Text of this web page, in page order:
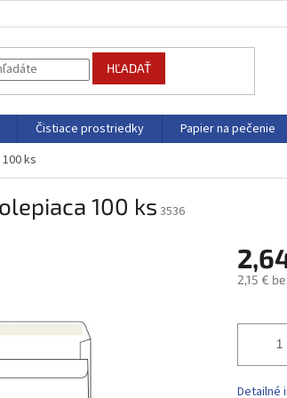
HĽADAŤ
Čistiace prostriedky Papier na pečenie
ks
100 ks 3536
2,15 €
cena:
Detailné